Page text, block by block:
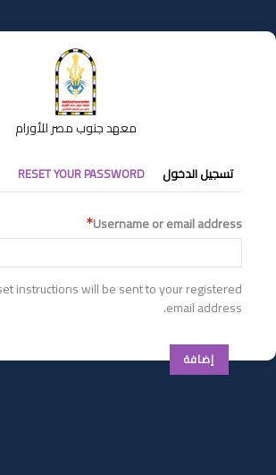
إلى
المحتوى
معهد جنوب مصر للأورام
التبويبات
الأساسية
تسجيل الدخول RESET YOUR PASSWORD
Username or email address
instructions will be sent to your registered
email address.